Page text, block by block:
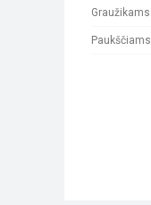
Graužikams
Paukščiams